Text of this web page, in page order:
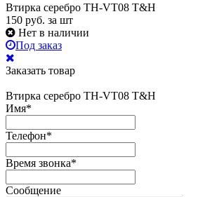
Втирка серебро TH-VT08 T&H
150 руб. за шт
Нет в наличии
Под заказ
Заказать товар
Втирка серебро TH-VT08 T&H
Имя*
Телефон*
Время звонка*
Сообщение